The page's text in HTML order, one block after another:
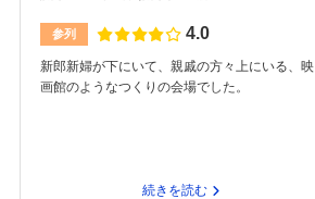
参列 4.0
新郎新婦が下にいて、親戚の方々上にいる、映
画館のようなつくりの会場でした。
続きを読む